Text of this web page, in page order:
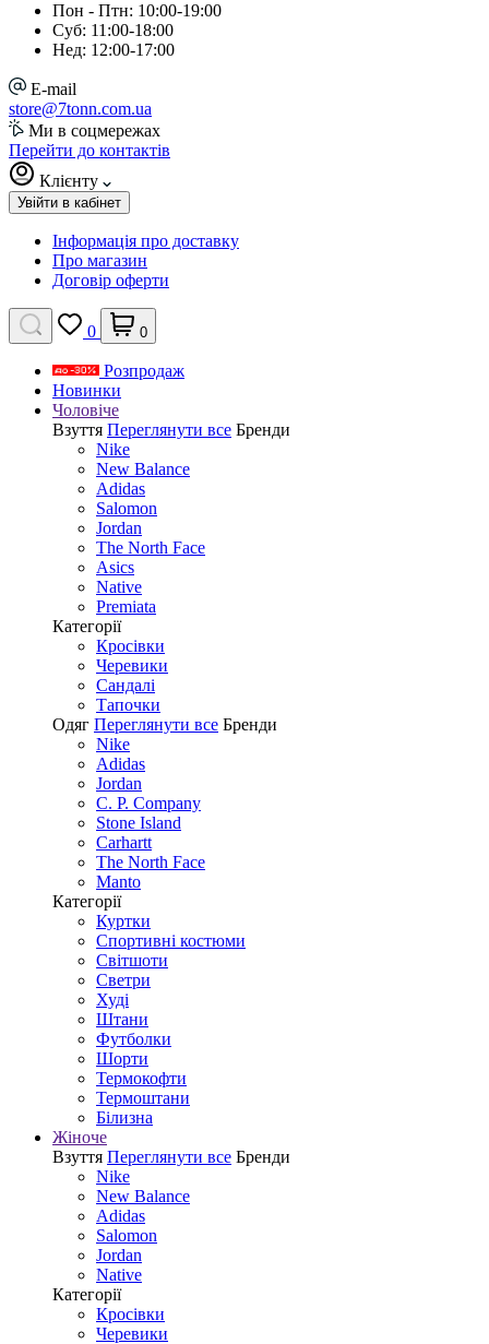
Пон - Птн: 10:00-19:00
Суб: 11:00-18:00
Нед: 12:00-17:00
E-mail
store@7tonn.com.ua
Ми в соцмережах
Перейти до контактів
Клієнту
Увійти в кабінет
Інформація про доставку
Про магазин
Договір оферти
0 0
Розпродаж
Новинки
Чоловіче
Взуття Переглянути все Бренди
Nike
New Balance
Adidas
Salomon
Jordan
The North Face
Asics
Native
Premiata
Категорії
Кросівки
Черевики
Сандалі
Tапочки
Одяг Переглянути все Бренди
Nike
Adidas
Jordan
C. P. Company
Stone Island
Carhartt
The North Face
Manto
Категорії
Куртки
Спортивні костюми
Світшоти
Светри
Худі
Штани
Футболки
Шорти
Термокофти
Термоштани
Білизна
Жіноче
Взуття Переглянути все Бренди
Nike
New Balance
Adidas
Salomon
Jordan
Native
Категорії
Кросівки
Черевики